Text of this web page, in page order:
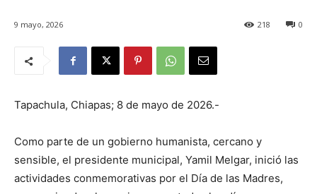
9 mayo, 2026 0
218
Tapachula, Chiapas; 8 de mayo de 2026.-
Como parte de un gobierno humanista, cercano y
sensible, el presidente municipal, Yamil Melgar, inició las
actividades conmemorativas por el Día de las Madres,